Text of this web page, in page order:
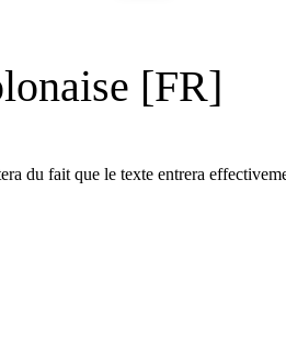
[FR]
du fait que le texte entrera